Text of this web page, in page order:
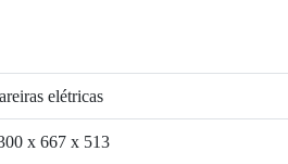
elétricas
x 667 x 513